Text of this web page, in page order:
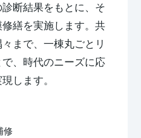
断結果をもとに、そ
繕を実施します。共
まで、一棟丸ごとリ
、時代のニーズに応
します。
修